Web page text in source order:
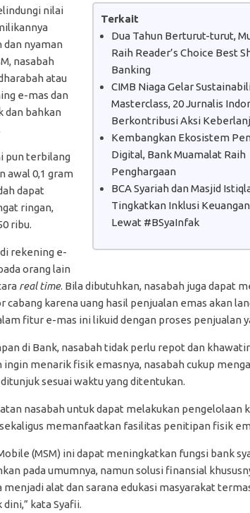
Terkait
Dua Tahun Berturut-turut,
Raih Reader’s Choice Best
Banking
CIMB Niaga Gelar
Masterclass, 20 Jurnalis
Berkontribusi Aksi
Kembangkan Ekosistem
Digital, Bank Muamalat Raih
Penghargaan
BCA Syariah dan Masjid
Tingkatkan Inklusi
Lewat #BSyaInfak
nilai
dan nyaman
nasabah
atau
e-mas dan
dan bahkan
pun terbilang
awal 0,1 gram
dapat
ringan,
ribu.
rekening e-
orang lain
real time. Bila dibutuhkan, nasabah juga dapat
cabang karena uang hasil penjualan emas akan
fitur e-mas ini likuid dengan proses penjualan
di Bank, nasabah tidak perlu repot dan
menarik fisik emasnya, nasabah cukup
sesuai waktu yang ditentukan.
nasabah untuk dapat melakukan pengelolaan
memanfaatkan fasilitas penitipan fisik
(MSM) ini dapat meningkatkan fungsi bank
pada umumnya, namun solusi finansial
alat dan sarana edukasi masyarakat
kata Syafii.